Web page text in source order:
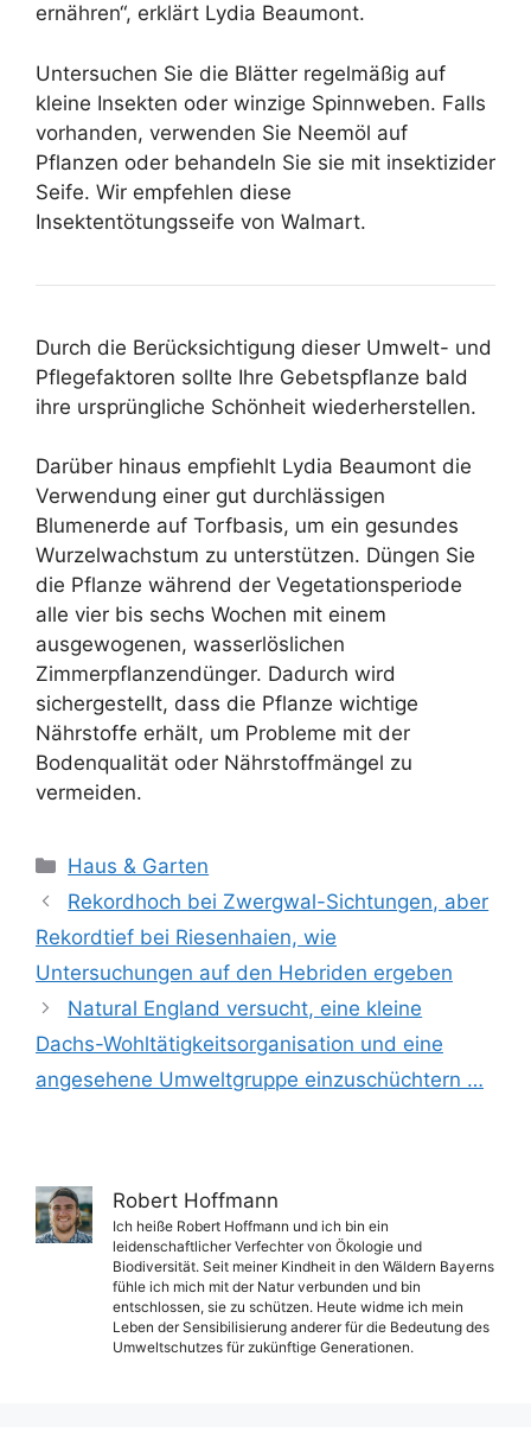
ernähren“, erklärt Lydia Beaumont.
Untersuchen Sie die Blätter regelmäßig auf
kleine Insekten oder winzige Spinnweben. Falls
vorhanden, verwenden Sie Neemöl auf
Pflanzen oder behandeln Sie sie mit insektizider
Seife. Wir empfehlen diese
Insektentötungsseife von Walmart.
Durch die Berücksichtigung dieser Umwelt- und
Pflegefaktoren sollte Ihre Gebetspflanze bald
ihre ursprüngliche Schönheit wiederherstellen.
Darüber hinaus empfiehlt Lydia Beaumont die
Verwendung einer gut durchlässigen
Blumenerde auf Torfbasis, um ein gesundes
Wurzelwachstum zu unterstützen. Düngen Sie
die Pflanze während der Vegetationsperiode
alle vier bis sechs Wochen mit einem
ausgewogenen, wasserlöslichen
Zimmerpflanzendünger. Dadurch wird
sichergestellt, dass die Pflanze wichtige
Nährstoffe erhält, um Probleme mit der
Bodenqualität oder Nährstoffmängel zu
vermeiden.
Kategorien
Haus & Garten
Rekordhoch bei Zwergwal-Sichtungen, aber
Rekordtief bei Riesenhaien, wie
Untersuchungen auf den Hebriden ergeben
Natural England versucht, eine kleine
Dachs-Wohltätigkeitsorganisation und eine
angesehene Umweltgruppe einzuschüchtern …
Robert Hoffmann
Ich heiße Robert Hoffmann und ich bin ein
leidenschaftlicher Verfechter von Ökologie und
Biodiversität. Seit meiner Kindheit in den Wäldern Bayerns
fühle ich mich mit der Natur verbunden und bin
entschlossen, sie zu schützen. Heute widme ich mein
Leben der Sensibilisierung anderer für die Bedeutung des
Umweltschutzes für zukünftige Generationen.